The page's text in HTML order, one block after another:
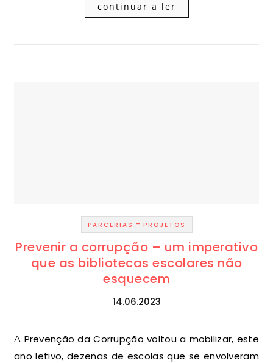
continuar a ler
PARCERIAS - PROJETOS
Prevenir a corrupção – um imperativo
que as bibliotecas escolares não
esquecem
14.06.2023
A Prevenção da Corrupção voltou a mobilizar, este
ano letivo, dezenas de escolas que se envolveram